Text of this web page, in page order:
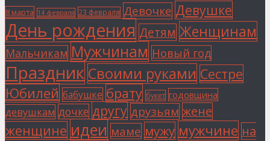
8 марта 14 февраля 23 февраля Девочке Девушке
День рождения Детям Женщинам
Мальчикам Мужчинам Новый год
Праздник Своими руками Сестре
Юбилей бабушке брату букет годовщина
девушкам дочке другу друзьям жене
женщине идеи маме мужу мужчине на